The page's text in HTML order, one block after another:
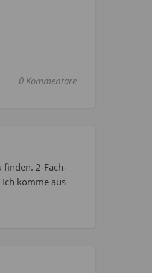
0 Kommentare
finden. 2-Fach-
komme aus